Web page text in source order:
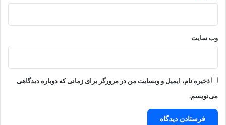
وب‌ سایت
ذخیره نام، ایمیل و وبسایت من در مرورگر برای زمانی که دوباره دیدگاهی
می‌نویسم.